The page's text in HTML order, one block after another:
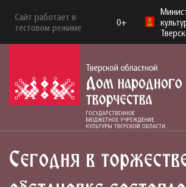
Сайт работает в
тестовом режиме
0+
Сегодня в